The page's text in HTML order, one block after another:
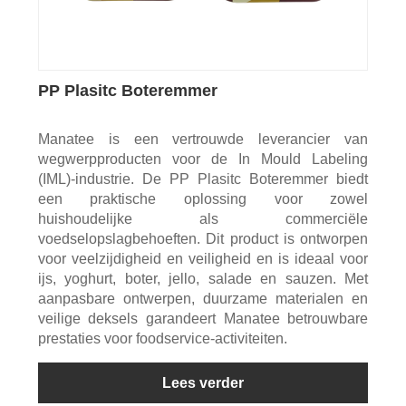
PP Plasitc Boteremmer
Manatee is een vertrouwde leverancier van
wegwerpproducten voor de In Mould Labeling
(IML)-industrie. De PP Plasitc Boteremmer biedt
een praktische oplossing voor zowel
huishoudelijke als commerciële
voedselopslagbehoeften. Dit product is ontworpen
voor veelzijdigheid en veiligheid en is ideaal voor
ijs, yoghurt, boter, jello, salade en sauzen. Met
aanpasbare ontwerpen, duurzame materialen en
veilige deksels garandeert Manatee betrouwbare
prestaties voor foodservice-activiteiten.
Lees verder